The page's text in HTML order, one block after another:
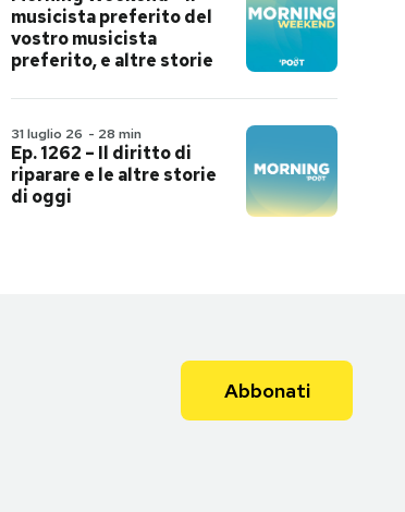
musicista preferito del
vostro musicista
preferito, e altre storie
31 luglio 26 - 28 min
Ep. 1262 – Il diritto di
riparare e le altre storie
di oggi
Abbonati